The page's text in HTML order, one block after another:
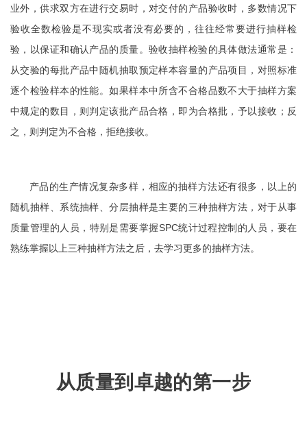
业外，供求双方在进行交易时，对交付的产品验收时，多数情况下
验收全数检验是不现实或者没有必要的，往往经常要进行抽样检
验，以保证和确认产品的质量。验收抽样检验的具体做法通常是：
从交验的每批产品中随机抽取预定样本容量的产品项目，对照标准
逐个检验样本的性能。如果样本中所含不合格品数不大于抽样方案
中规定的数目，则判定该批产品合格，即为合格批，予以接收；反
之，则判定为不合格，拒绝接收。
产品的生产情况复杂多样，相应的抽样方法还有很多，以上的
随机抽样、系统抽样、分层抽样是主要的三种抽样方法，对于从事
质量管理的人员，特别是需要掌握SPC统计过程控制的人员，要在
熟练掌握以上三种抽样方法之后，去学习更多的抽样方法。
从质量到卓越的第一步